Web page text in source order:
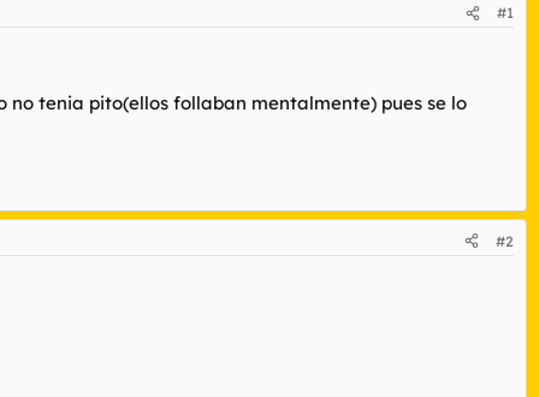
#1
tenia pito(ellos follaban mentalmente) pues se lo
#2